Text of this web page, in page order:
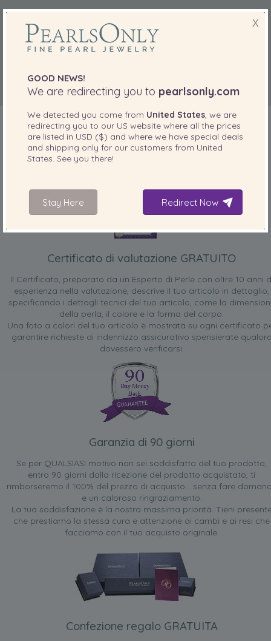
INCLUSO CON IL PRODOTTO
Certificato di valutazione GRATUITO
Il Certificato, preparato da un Esperto di Perle con oltre 10 anni
esperienza nella valutazione, descrive il tuo articolo in dettaglio,
specificando i dettagli tecnici del tuo articolo, come la
della perla, il colore e la forma del corpo.
Una foto a colori del tuo articolo è mostrata su ogni certificato
garantire richieste di indennizzo assicurativo spensierate
dovessero verificarsi.
Garanzia di 90 giorni
Se per QUALSIASI motivo non sei soddisfatto del tuo prodotto,
entro 90 giorni dalla ricezione del prodotto acquistato, ti
rimborseremo il 100% del prezzo di acquisto... senza fare
e un caloroso ringraziamento.
La tua soddisfazione è la nostra massima priorità. Tieni
che prestiamo la stessa cura e attenzione ai cambi e ai resi che
facciamo con il tuo acquisto originale.
Confezione regalo GRATUITA
X
GOOD NEWS!
We are redirecting you to pearlsonly.com
We detected you come from United States , we are
redirecting you to our US website where all the prices
are listed in USD ($) and where we have special deals
and shipping only for our customers from United
States . See you there!
Stay Here Redirect Now